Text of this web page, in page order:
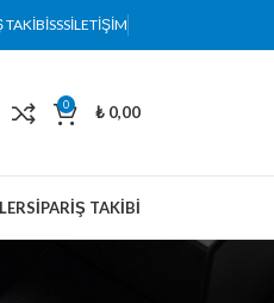
TAKIBISSSİLETIŞIM
0 ₺ 0,00
SIPARIŞ TAKIBI